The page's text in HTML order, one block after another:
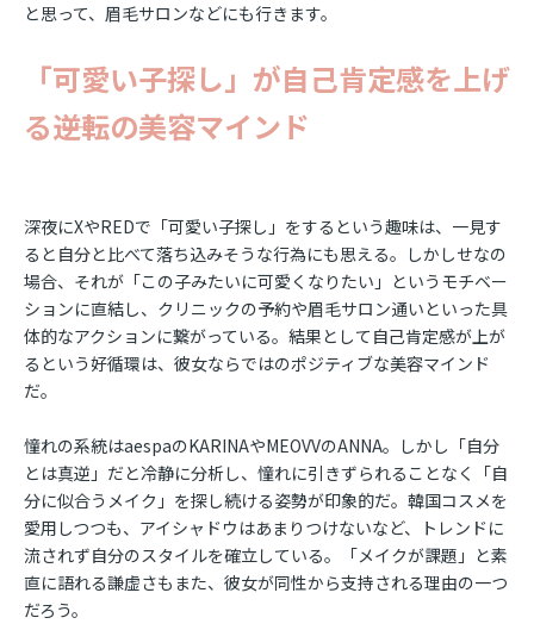
と思って、眉毛サロンなどにも行きます。
「可愛い子探し」が自己肯定感を上げ
る――逆転の美容マインド
深夜にXやREDで「可愛い子探し」をするという趣味は、一見す
ると自分と比べて落ち込みそうな行為にも思える。しかしせなの
場合、それが「この子みたいに可愛くなりたい」というモチベー
ションに直結し、クリニックの予約や眉毛サロン通いといった具
体的なアクションに繋がっている。結果として自己肯定感が上が
るという好循環は、彼女ならではのポジティブな美容マインド
だ。
憧れの系統はaespaのKARINAやMEOVVのANNA。しかし「自分
とは真逆」だと冷静に分析し、憧れに引きずられることなく「自
分に似合うメイク」を探し続ける姿勢が印象的だ。韓国コスメを
愛用しつつも、アイシャドウはあまりつけないなど、トレンドに
流されず自分のスタイルを確立している。「メイクが課題」と素
直に語れる謙虚さもまた、彼女が同性から支持される理由の一つ
だろう。